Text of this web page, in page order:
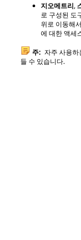
지오메트리,
로 구성된 도
위로 이동해
에 대한 액세
주: 자주 사용하
들 수 있습니다.